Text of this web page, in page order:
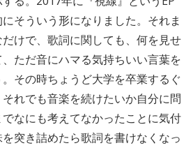
そういう形になりました。それま
けで、歌詞に関しても、何を見せ
ただ音にハマる気持ちいい言葉を
その時ちょうど大学を卒業するぐ
れでも音楽を続けたいか自分に問
なにも考えてなかったことに気付
突き詰めたら歌詞を書けなくなっ